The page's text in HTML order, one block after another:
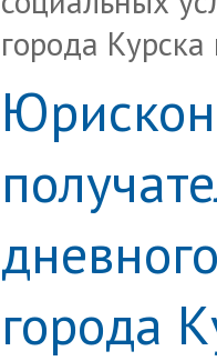
города
города